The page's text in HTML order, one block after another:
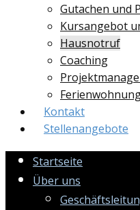
Gutachen und
Kursangebot
Hausnotruf
Coaching
Kontakt
Stellenangebote
Startseite
Über uns